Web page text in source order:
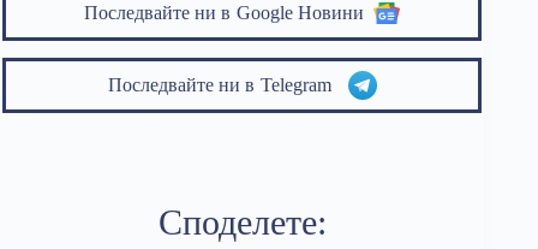
Последвайте ни в Google Новини
Последвайте ни в Telegram
Споделете: